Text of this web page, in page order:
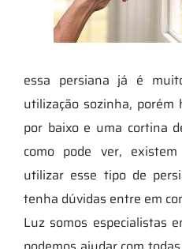
essa persiana já é
utilização sozinha,
por baixo e uma cortina
como pode ver,
utilizar esse tipo de
tenha dúvidas entre em
Luz somos especialistas